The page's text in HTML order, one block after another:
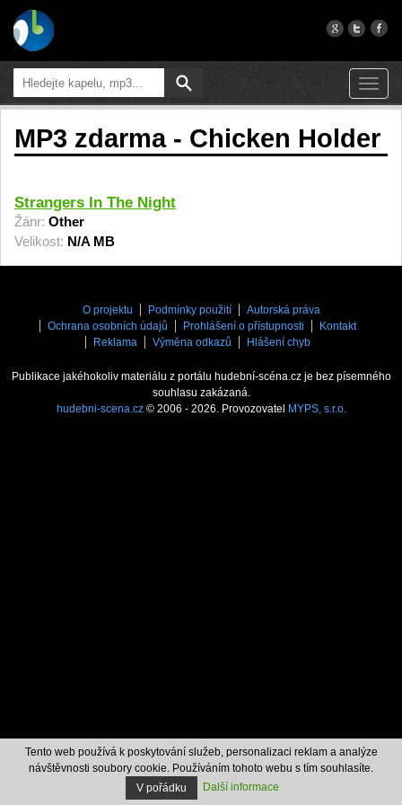
MP3 zdarma - Chicken Holder
Strangers In The Night
Žánr: Other
Velikost: N/A MB
O projektu Podmínky použití
Autorská práva
Ochrana osobních údajů
Prohlášení o přístupnosti
Kontakt
Reklama
Výměna odkazů Hlášení chyb
Publikace jakéhokoliv materiálu z portálu hudební-scéna.cz je bez písemného
souhlasu zakázaná.
hudebni-scena.cz© 2006 - 2026. Provozovatel MYPS, s.r.o.
Tento web používá k poskytování služeb, personalizaci reklam a analýze
návštěvnosti soubory cookie. Používáním tohoto webu s tím souhlasíte.
V pořádku
Další informace